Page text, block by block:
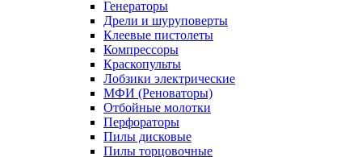
Генераторы
Дрели и шуруповерты
Клеевые пистолеты
Компрессоры
Краскопульты
Лобзики электрические
МФИ (Реноваторы)
Отбойные молотки
Перфораторы
Пилы дисковые
Пилы торцовочные